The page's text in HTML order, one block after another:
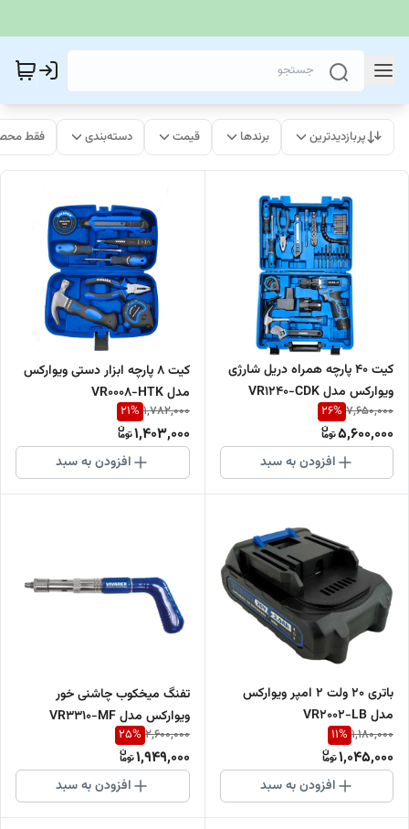
پربازدیدترین برندها قیمت دسته‌بندی فقط
کیت ۴۰ پارچه همراه دریل شارژی
ویوارکس مدل VR1240-CDK
7,650,000
26%
5,600,000
افزودن به سبد
کیت ۸ پارچه ابزار دستی ویوارکس
مدل VR0008-HTK
1,782,000
21%
1,403,000
افزودن به سبد
باتری 20 ولت 2 امپر ویوارکس
مدل VR2002-LB
1,180,000
11%
1,045,000
افزودن به سبد
تفنگ میخکوب چاشنی خور
ویوارکس مدل VR3310-MF
2,600,000
25%
1,949,000
افزودن به سبد